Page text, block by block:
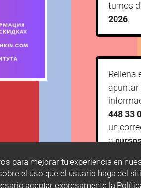
turnos
2026.
Rellena
apuntar
448 33
un
a
para mejorar tu experiencia en
el uso que el usuario haga del
aceptar expresamente la